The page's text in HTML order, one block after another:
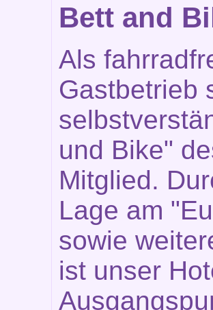
Bett and
Als
Gastbetrieb
und Bike"
Mitglied.
Lage am
sowie
ist unser